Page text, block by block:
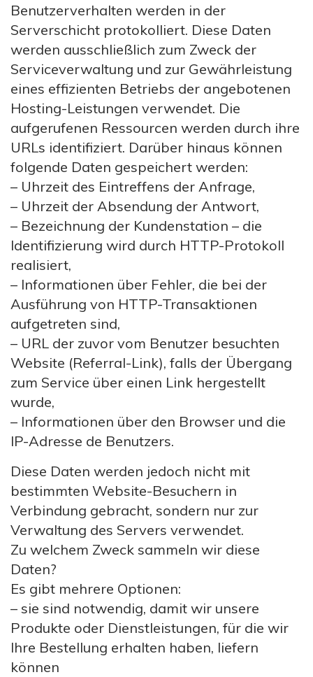
Benutzerverhalten werden in der
Serverschicht protokolliert. Diese Daten
werden ausschließlich zum Zweck der
Serviceverwaltung und zur Gewährleistung
eines effizienten Betriebs der angebotenen
Hosting-Leistungen verwendet. Die
aufgerufenen Ressourcen werden durch ihre
URLs identifiziert. Darüber hinaus können
folgende Daten gespeichert werden:
– Uhrzeit des Eintreffens der Anfrage,
– Uhrzeit der Absendung der Antwort,
– Bezeichnung der Kundenstation – die
Identifizierung wird durch HTTP-Protokoll
realisiert,
– Informationen über Fehler, die bei der
Ausführung von HTTP-Transaktionen
aufgetreten sind,
– URL der zuvor vom Benutzer besuchten
Website (Referral-Link), falls der Übergang
zum Service über einen Link hergestellt
wurde,
– Informationen über den Browser und die
IP-Adresse de Benutzers.
Diese Daten werden jedoch nicht mit
bestimmten Website-Besuchern in
Verbindung gebracht, sondern nur zur
Verwaltung des Servers verwendet.
Zu welchem Zweck sammeln wir diese
Daten?
Es gibt mehrere Optionen:
– sie sind notwendig, damit wir unsere
Produkte oder Dienstleistungen, für die wir
Ihre Bestellung erhalten haben, liefern
können